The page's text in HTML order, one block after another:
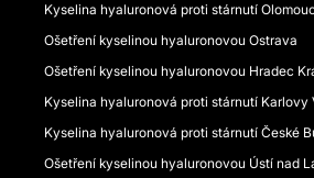
Kyselina hyaluronová proti stárnutí Olomouc
Ošetření kyselinou hyaluronovou Ostrava
Ošetření kyselinou hyaluronovou Hradec
Kyselina hyaluronová proti stárnutí Karlovy
Kyselina hyaluronová proti stárnutí České
Ošetření kyselinou hyaluronovou Ústí nad